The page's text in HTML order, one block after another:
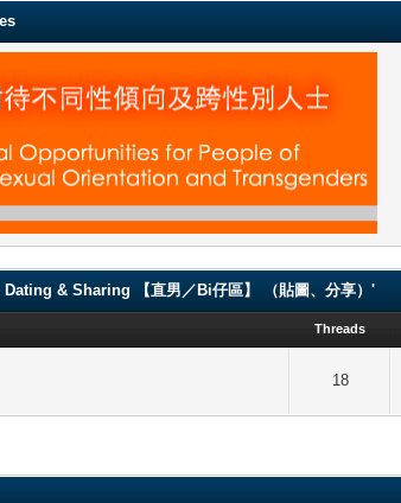
& Sharing 【直男／Bi仔區】 （貼圖、分享）'
Threads
18